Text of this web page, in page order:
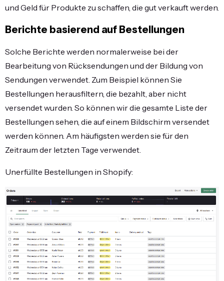
und Geld für Produkte zu schaffen, die gut verkauft werden.
Berichte basierend auf Bestellungen
Solche Berichte werden normalerweise bei der
Bearbeitung von Rücksendungen und der Bildung von
Sendungen verwendet. Zum Beispiel können Sie
Bestellungen herausfiltern, die bezahlt, aber nicht
versendet wurden. So können wir die gesamte Liste der
Bestellungen sehen, die auf einem Bildschirm versendet
werden können. Am häufigsten werden sie für den
Zeitraum der letzten Tage verwendet.
Unerfüllte Bestellungen in Shopify: